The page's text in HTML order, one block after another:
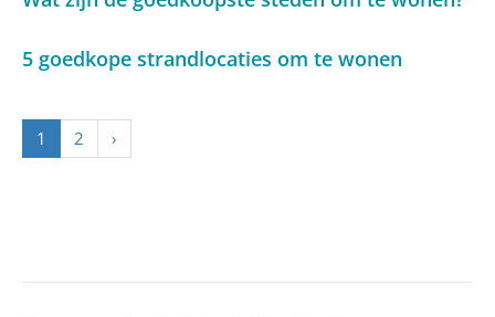
5 goedkope strandlocaties om te wonen
1 2 ›